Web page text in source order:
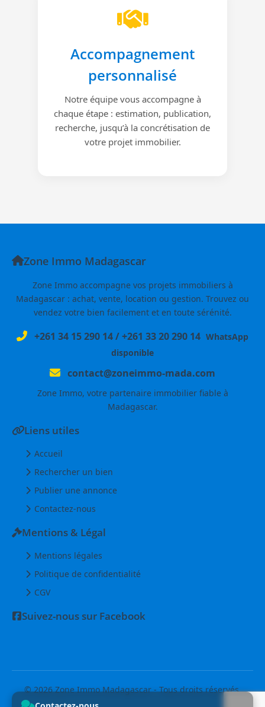
Accompagnement
personnalisé
Notre équipe vous accompagne à
chaque étape : estimation, publication,
recherche, jusqu’à la concrétisation de
votre projet immobilier.
Zone Immo Madagascar
Zone Immo accompagne vos projets immobiliers à
Madagascar : achat, vente, location ou gestion. Trouvez ou
vendez votre bien facilement et en toute sérénité.
+261 34 15 290 14/+261 33 20 290 14 WhatsApp
disponible
contact@zoneimmo-mada.com
Zone Immo, votre partenaire immobilier fiable à
Madagascar.
Liens utiles
Accueil
Rechercher un bien
Publier une annonce
Contactez-nous
Mentions & Légal
Mentions légales
Politique de confidentialité
CGV
Suivez-nous sur Facebook
© 2026 Zone Immo Madagascar - Tous droits réservés.